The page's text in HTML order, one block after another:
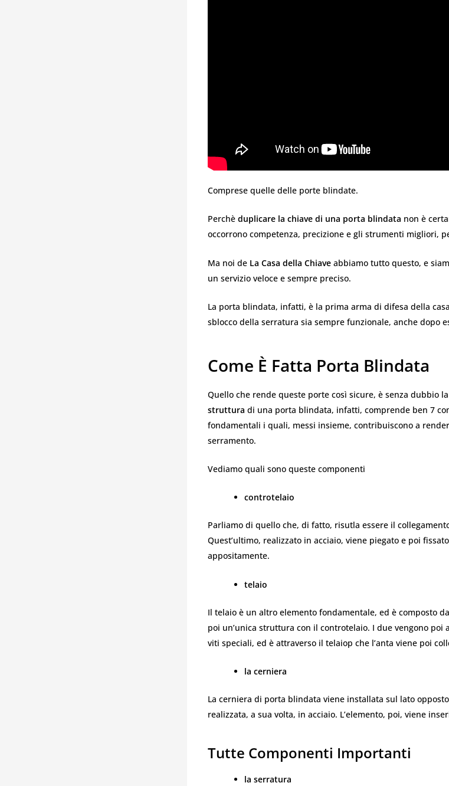
Comprese quelle delle porte blindate.
Perchè duplicare la chiave di una porta blindata non è
occorrono competenza, precizione e gli strumenti migliori,
Ma noi de La Casa della Chiave abbiamo tutto questo, e
un servizio veloce e sempre preciso.
La porta blindata, infatti, è la prima arma di difesa della
sblocco della serratura sia sempre funzionale, anche dopo
Come È Fatta Porta Blindata
Quello che rende queste porte così sicure, è senza dubbio
struttura di una porta blindata, infatti, comprende ben 7
fondamentali i quali, messi insieme, contribuiscono a
serramento.
Vediamo quali sono queste componenti
controtelaio
Parliamo di quello che, di fatto, risutla essere il
Quest’ultimo, realizzato in acciaio, viene piegato e poi
appositamente.
telaio
Il telaio è un altro elemento fondamentale, ed è composto
poi un’unica struttura con il controtelaio. I due vengono poi
viti speciali, ed è attraverso il telaiop che l’anta viene poi
la cerniera
La cerniera di porta blindata viene installata sul lato
realizzata, a sua volta, in acciaio. L’elemento, poi, viene
Tutte Componenti Importanti
la serratura